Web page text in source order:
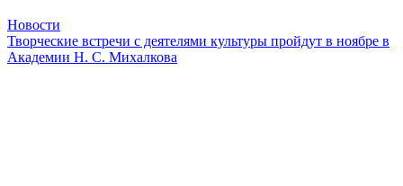
Новости
Творческие встречи с деятелями культуры пройдут в ноябре в
Академии Н. С. Михалкова